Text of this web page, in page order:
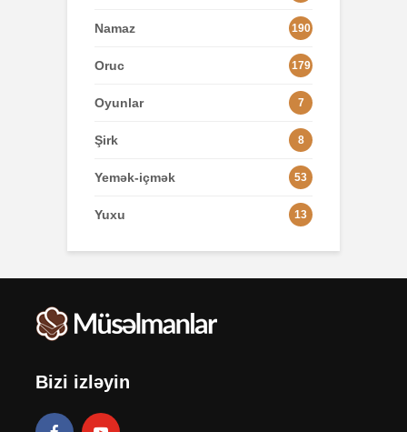
Namaz 190
Oruc 179
Oyunlar 7
Şirk 8
Yemək-içmək 53
Yuxu 13
Bizi izləyin